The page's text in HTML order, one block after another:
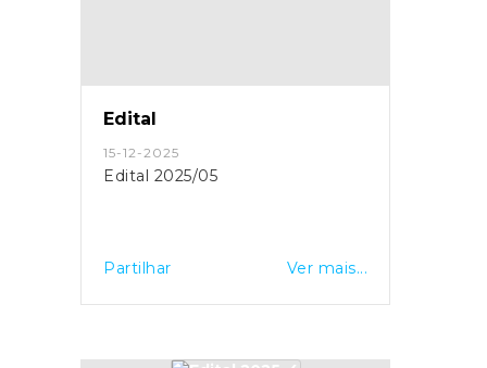
Edital
15-12-2025
Edital 2025/05
Partilhar Ver mais...